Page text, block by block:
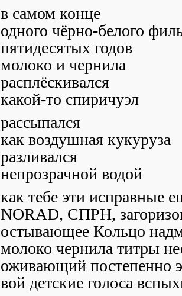
в самом конце
одного чёрно-белого
пятидесятых годов
молоко и чернила
расплёскивался
какой-то спиричуэл
рассыпался
как воздушная кукуруза
разливался
непрозрачной водой
как тебе эти исправные
NORAD, СПРН,
остывающее Кольцо
молоко чернила титры
оживающий постепенно
вой детские голоса